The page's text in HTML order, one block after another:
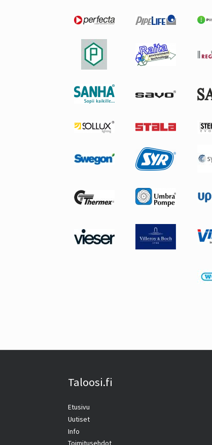
Taloosi.fi
Etusivu
Uutiset
Info
Toimitusehdot